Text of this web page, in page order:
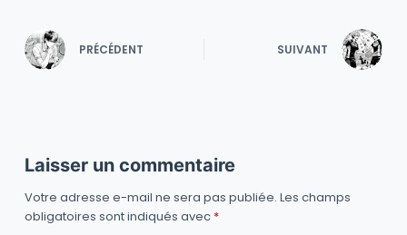
PRÉCÉDENT SUIVANT
Laisser un commentaire
Votre adresse e-mail ne sera pas publiée. Les champs
obligatoires sont indiqués avec *